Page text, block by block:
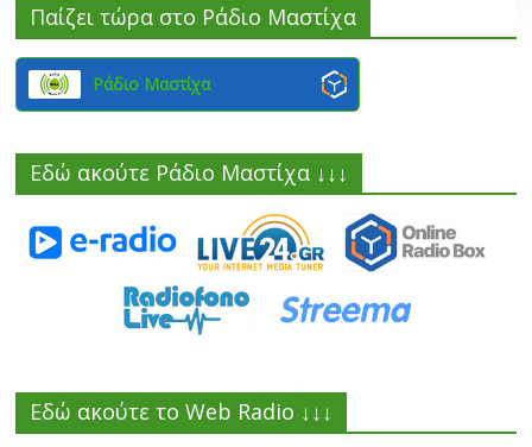
Παίζει τώρα στο Ράδιο Μαστίχα
Ράδιο Μαστίχα
Εδώ ακούτε Ράδιο Μαστίχα ↓↓↓
Εδώ ακούτε το Web Radio ↓↓↓